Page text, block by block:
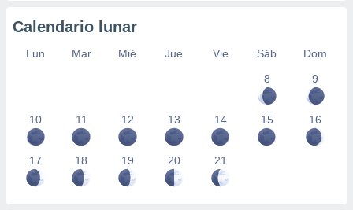
Calendario lunar
Lun Mar Mié Jue Vie Sáb
Dom
8
9
10 11 12 13 14 15 16
17 18 19 20 21